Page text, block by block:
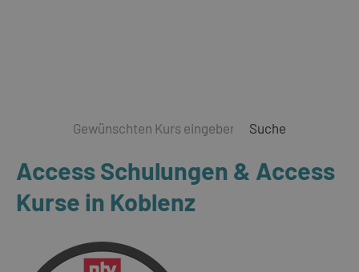
Suche
Access Schulungen & Access
Kurse in Koblenz